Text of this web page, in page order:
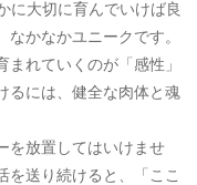
に大切に育んでいけば良
かなかユニークです。
れていくのが「感性」
るには、健全な肉体と魂
を放置してはいけませ
を送り続けると、「ここ